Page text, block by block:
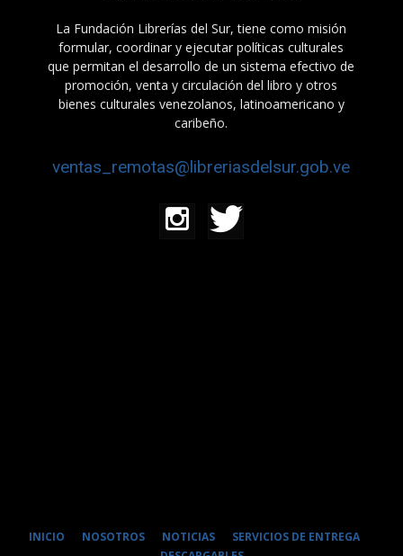
La Fundación Librerías del Sur, tiene como misión
formular, coordinar y ejecutar políticas culturales
que permitan el desarrollo de un sistema efectivo de
promoción, venta y circulación del libro y otros
bienes culturales venezolanos, latinoamericano y
caribeño.
ventas_remotas@libreriasdelsur.gob.ve
INICIO NOSOTROS NOTICIAS
SERVICIOS DE ENTREGA